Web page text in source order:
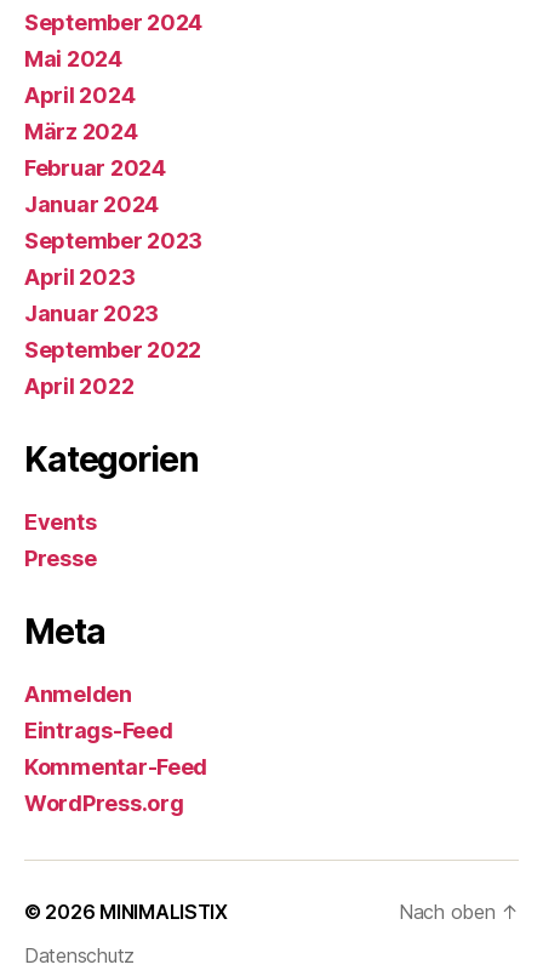
September 2024
Mai 2024
April 2024
März 2024
Februar 2024
Januar 2024
September 2023
April 2023
Januar 2023
September 2022
April 2022
Kategorien
Events
Presse
Meta
Anmelden
Eintrags-Feed
Kommentar-Feed
WordPress.org
© 2026 MINIMALISTIX
Datenschutz
Nach oben ↑